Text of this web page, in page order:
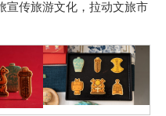
宣传旅游文化，拉动文旅市